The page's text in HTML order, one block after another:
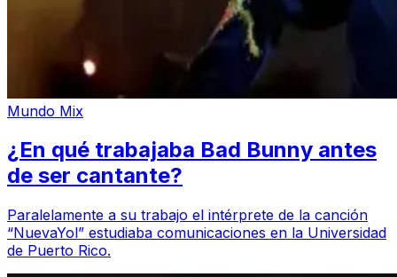
Mundo Mix
¿En qué trabajaba Bad Bunny antes
de ser cantante?
Paralelamente a su trabajo el intérprete de la canción
“NuevaYol” estudiaba comunicaciones en la Universidad
de Puerto Rico.